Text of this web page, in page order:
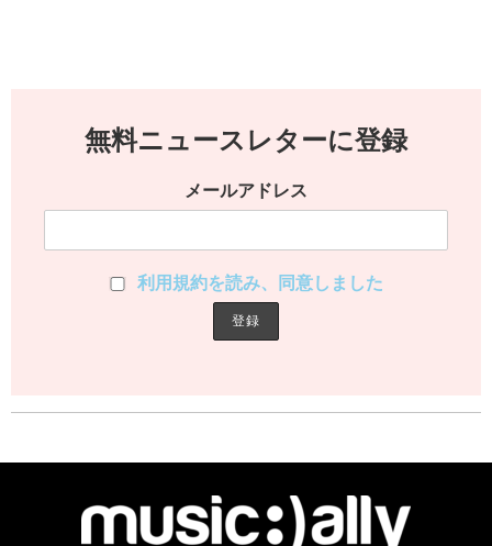
無料ニュースレターに登録
メールアドレス
利用規約を読み、同意しました